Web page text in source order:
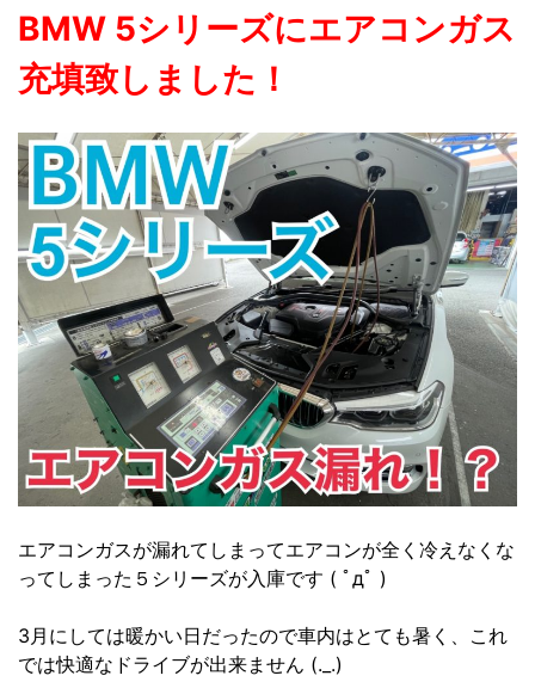
BMW 5シリーズにエアコンガス
充填致しました！
エアコンガスが漏れてしまってエアコンが全く冷えなくな
ってしまった５シリーズが入庫です ( ﾟдﾟ )
3月にしては暖かい日だったので車内はとても暑く、これ
では快適なドライブが出来ません (._.)